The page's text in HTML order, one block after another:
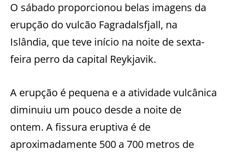
O sábado proporcionou belas imagens da
erupção do vulcão Fagradalsfjall, na
Islândia, que teve início na noite de sexta-
feira perro da capital Reykjavik.
A erupção é pequena e a atividade vulcânica
diminuiu um pouco desde a noite de
ontem. A fissura eruptiva é de
aproximadamente 500 a 700 metros de